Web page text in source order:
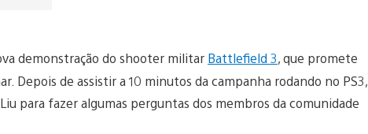
demonstração do shooter militar Battlefield 3, que promete
Depois de assistir a 10 minutos da campanha rodando no PS3,
para fazer algumas perguntas dos membros da comunidade